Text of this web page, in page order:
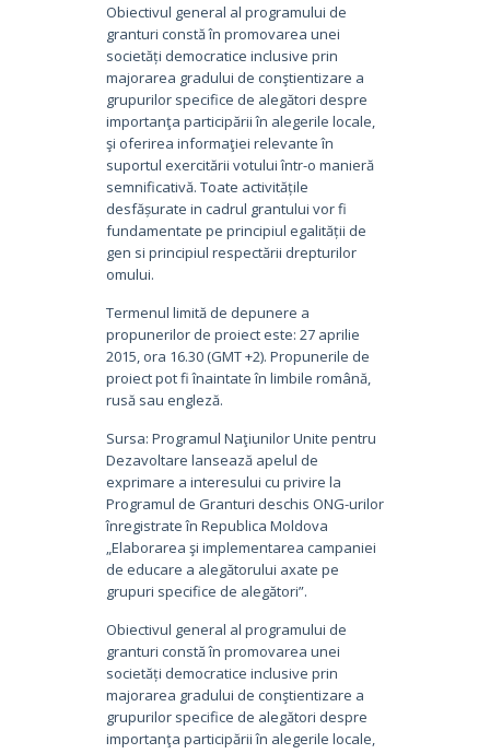
Obiectivul general al programului de
granturi constă în promovarea unei
societăți democratice inclusive prin
majorarea gradului de conştientizare a
grupurilor specifice de alegători despre
importanţa participării în alegerile locale,
şi oferirea informaţiei relevante în
suportul exercitării votului într-o manieră
semnificativă. Toate activitățile
desfășurate in cadrul grantului vor fi
fundamentate pe principiul egalității de
gen si principiul respectării drepturilor
omului.
Termenul limită de depunere a
propunerilor de proiect este: 27 aprilie
2015, ora 16.30 (GMT +2). Propunerile de
proiect pot fi înaintate în limbile română,
rusă sau engleză.
Sursa: Programul Naţiunilor Unite pentru
Dezavoltare lansează apelul de
exprimare a interesului cu privire la
Programul de Granturi deschis ONG-urilor
înregistrate în Republica Moldova
„Elaborarea şi implementarea campaniei
de educare a alegătorului axate pe
grupuri specifice de alegători”.
Obiectivul general al programului de
granturi constă în promovarea unei
societăți democratice inclusive prin
majorarea gradului de conştientizare a
grupurilor specifice de alegători despre
importanţa participării în alegerile locale,